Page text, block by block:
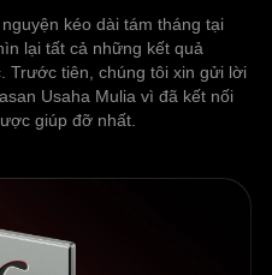
kéo dài tám tháng tại
lại tất cả những kết quả
Trước tiên, chúng tôi xin gửi lời
Usaha Mulia vì đã kết nối
giúp đỡ nhất.